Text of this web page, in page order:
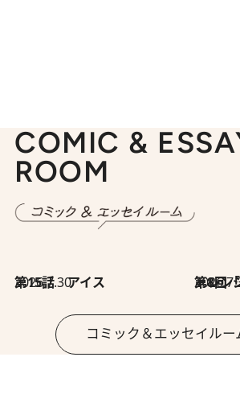
COMIC &
ROOM
2026.7.30
第15話 アイス 第8回「同人誌即
コミック＆エッセイルー